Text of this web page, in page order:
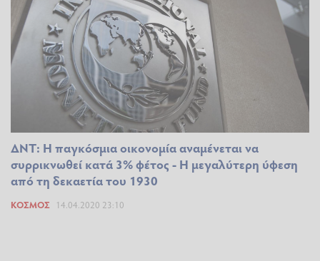
ΔΝΤ: Η παγκόσμια οικονομία αναμένεται να
συρρικνωθεί κατά 3% φέτος - Η μεγαλύτερη ύφεση
από τη δεκαετία του 1930
ΚΌΣΜΟΣ 14.04.2020 23:10